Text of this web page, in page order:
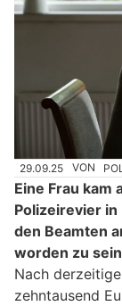
29.09.25 VON
Eine Frau kam
Polizeirevier
den Beamten
worden zu
Nach
zehntausend